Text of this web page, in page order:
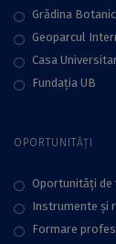
Grădina
Geoparcul
Casa
Fundaţia UB
OPORTUNITĂȚI
Oportunități de
Instrumente și
Formare